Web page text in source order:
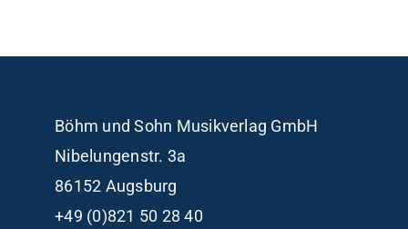
Böhm und Sohn Musikverlag GmbH
Nibelungenstr. 3a
86152 Augsburg
+49 (0)821 50 28 40